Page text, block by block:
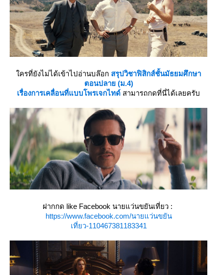
ครที่ยังไม่ได้เข้าไปอ่านบล๊อก สรุปวิชาฟิสิกส์ชั้นมัธยมศึกษา
ตอนปลาย (ม.4)
เรื่องการเคลื่อนที่แบบโพรเจกไทด์ สามารถกดที่นี่ได้เลยครับ
ฝากกด like Facebook นายแว่นขยันเที่ยว :
https://www.facebook.com/นายแว่นขยัน
เที่ยว-110467381183341